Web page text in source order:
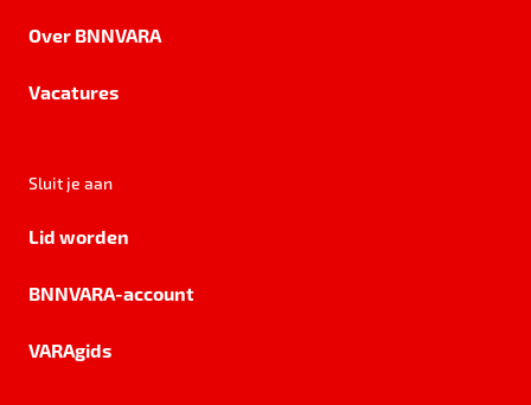
Over BNNVARA
Vacatures
Sluit je aan
Lid worden
BNNVARA-account
VARAgids